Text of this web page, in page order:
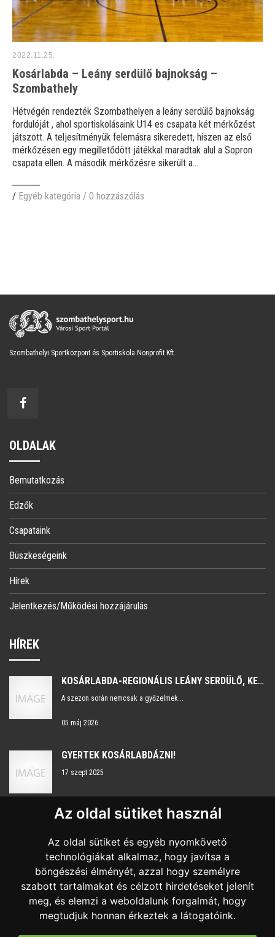
Az oldal sütiket használ
Az oldal sütiket és egyéb nyomkövető
technológiákat alkalmaz, hogy javítsa a
böngészési élményét, azzal hogy személyre
szabott tartalmakat és célzott hirdetéseket jelenít
meg, és elemzi a weboldalunk forgalmát, hogy
megtudjuk honnan érkeztek a látogatóink.
2022.11.25.
Kosárlabda – Leány serdülő bajnokság –
Szombathely
Hétvégén rendezték Szombathelyen a leány serdülő bajnokság
fordulóját , ahol sportiskolásaink U14 es csapata két mérkőzést
játszott. A teljesítményük felemásra sikeredett, hiszen az első
mérkőzésen egy megilletődött játékkal maradtak alul a Sopron
csapata ellen. A második mérkőzésre sikerült a...
/ Egyéb kategória / 0 hozzászólás
Szombathelyi Sportközpont és Sportiskola Nonprofit Kft.
OLDALAK
Bemutatkozás
Edzők
Csapataink
Büszkeségeink
Hírek
Jelentkezés/Működési hozzájárulás
HÍREK
KOSÁRLABDA-REGIONÁLIS LEÁNY SERDÜLŐ, KE- 2025/2026 DÖNTŐ
A szezon során nemcsak a győzelmek...
05 máj 2026
GYERTEK KOSÁRLABDÁZNI!
17 szept 2025
KAPCSOLAT
Nyitvatartás: H-P 8:00 - 16:00
+36 20 959 7483
sportkozpont@szombathelysport.hu
9700 Szombathely, Sugár út 18.